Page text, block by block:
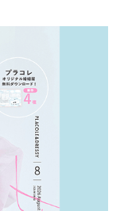
？」といった疑問も
を絞れる「ウェディ
[…]続きを読む